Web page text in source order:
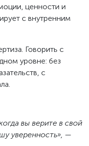
ценности и
с внутренним
Говорить с
уровне: без
с
вы верите в свой
уверенность», —